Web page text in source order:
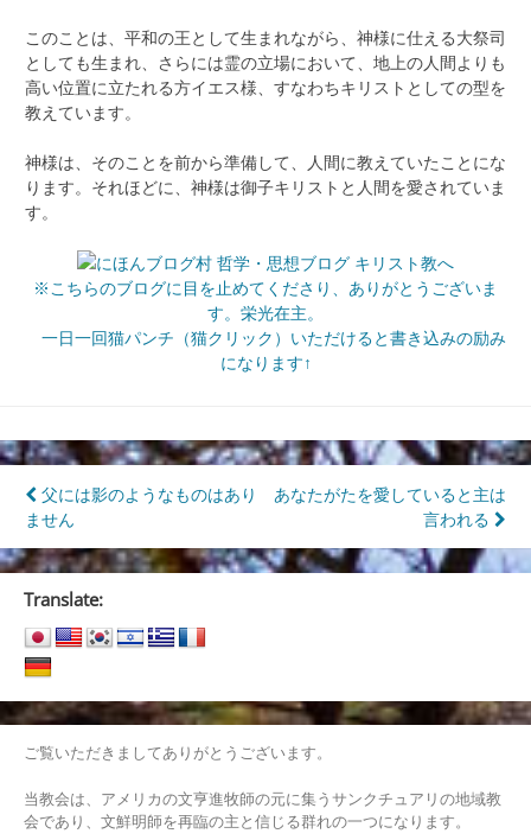
このことは、平和の王として生まれながら、神様に仕える大祭司
としても生まれ、さらには霊の立場において、地上の人間よりも
高い位置に立たれる方イエス様、すなわちキリストとしての型を
教えています。
神様は、そのことを前から準備して、人間に教えていたことにな
ります。それほどに、神様は御子キリストと人間を愛されていま
す。
※こちらのブログに目を止めてくださり、ありがとうございま
す。栄光在主。
一日一回猫パンチ（猫クリック）いただけると書き込みの励み
になります↑
投
稿
ナ
ビ
ゲ
ー
シ
ョ
ン
父には影のようなものはあり
ません
あなたがたを愛していると主は
言われる
Translate:
ご覧いただきましてありがとうございます。
当教会は、アメリカの文亨進牧師の元に集うサンクチュアリの地域教
会であり、文鮮明師を再臨の主と信じる群れの一つになります。